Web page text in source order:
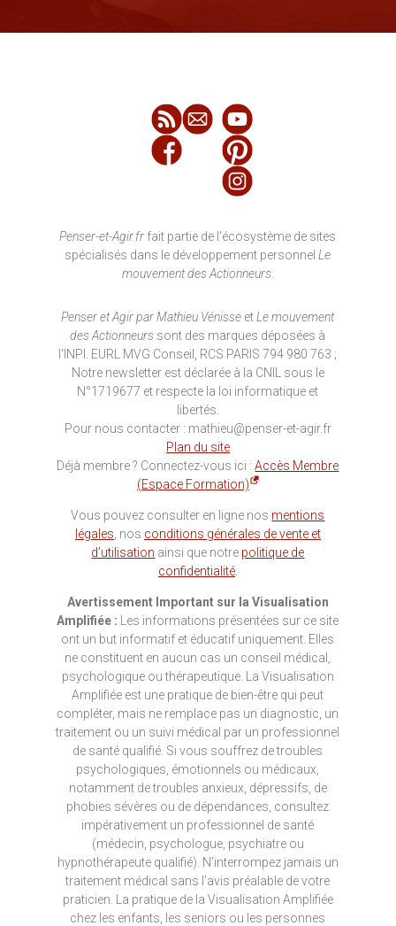
Penser-et-Agir.fr fait partie de l'écosystème de sites
spécialisés dans le développement personnelLe
mouvement des Actionneurs.
Penser et Agir par Mathieu Vénisse et Le mouvement
des Actionneurs sont des marques déposées à
l'INPI. EURL MVG Conseil, RCS PARIS 794 980 763 ;
Notre newsletter est déclarée à la CNIL sous le
N°1719677 et respecte la loi informatique et
libertés.
Pour nous contacter : mathieu@penser-et-agir.fr
Plan du site
Déjà membre ? Connectez-vous ici :Accès Membre
(Espace Formation)
Vous pouvez consulter en ligne nos mentions
légales , nos conditions générales de vente et
d’utilisation ainsi que notre politique de
confidentialité.
Avertissement Important sur la Visualisation
Amplifiée : Les informations présentées sur ce site
ont un but informatif et éducatif uniquement. Elles
ne constituent en aucun cas un conseil médical,
psychologique ou thérapeutique. La Visualisation
Amplifiée est une pratique de bien-être qui peut
compléter, mais ne remplace pas un diagnostic, un
traitement ou un suivi médical par un professionnel
de santé qualifié. Si vous souffrez de troubles
psychologiques, émotionnels ou médicaux,
notamment de troubles anxieux, dépressifs, de
phobies sévères ou de dépendances, consultez
impérativement un professionnel de santé
(médecin, psychologue, psychiatre ou
hypnothérapeute qualifié). N’interrompez jamais un
traitement médical sans l’avis préalable de votre
praticien. La pratique de la Visualisation Amplifiée
chez les enfants, les seniors ou les personnes